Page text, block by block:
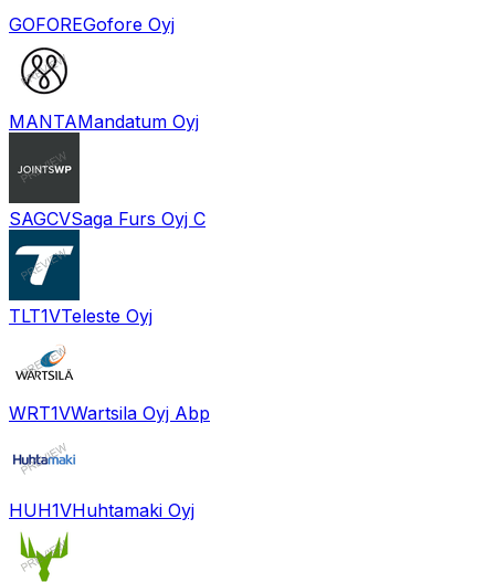
GOFOREGofore Oyj
MANTAMandatum Oyj
SAGCVSaga Furs Oyj C
TLT1VTeleste Oyj
WRT1VWartsila Oyj Abp
HUH1VHuhtamaki Oyj